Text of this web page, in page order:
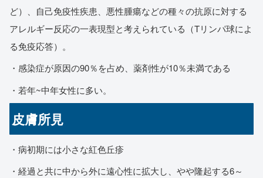
ど）、自己免疫性疾患、悪性腫瘍などの種々の抗原に対する
アレルギー反応の一表現型と考えられている（Tリンパ球によ
る免疫応答）。
・感染症が原因の90％を占め、薬剤性が10％未満である
・若年~中年女性に多い。
皮膚所見
・病初期には小さな紅色丘疹
・経過と共に中から外に遠心性に拡大し、やや隆起する6～